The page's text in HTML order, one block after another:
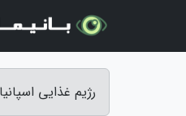
رژیم غذایی